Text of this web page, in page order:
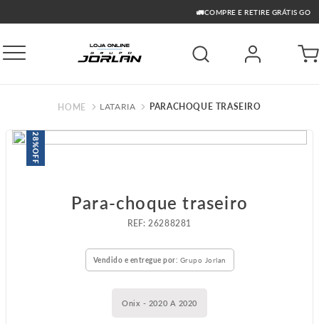
🚛COMPRE E RETIRE GRÁTIS GO
LATARIA PARACHOQUE TRASEIRO
28%
OFF
Para-choque traseiro
:26288281
Vendido e entregue por: Grupo Jorlan
Onix - 2020 A 2020